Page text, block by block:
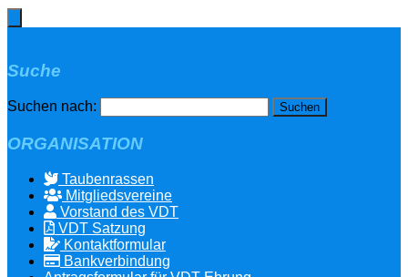
Suche
Suchen nach:
ORGANISATION
Taubenrassen
Mitgliedsvereine
Vorstand des VDT
VDT Satzung
Kontaktformular
Bankverbindung